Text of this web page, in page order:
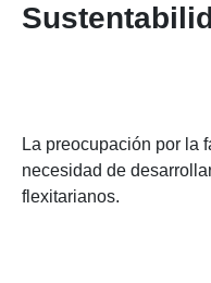
La preocupación por la
necesidad de
flexitarianos.